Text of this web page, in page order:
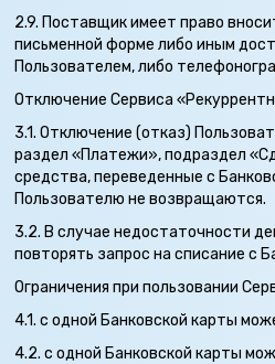
2.9. Поставщик имеет право
письменной форме либо иным
Пользователем, либо
Отключение Сервиса
3.1. Отключение (отказ)
раздел «Платежи», подраздел
средства, переведенные с
Пользователю не возвращаются.
3.2. В случае недостаточности
повторять запрос на списание с
Ограничения при пользовании
4.1. с одной Банковской карты
4.2. с одной Банковской карты